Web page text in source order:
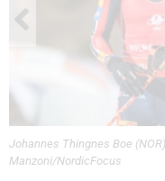
Johannes Thingnes Boe
Manzoni/NordicFocus